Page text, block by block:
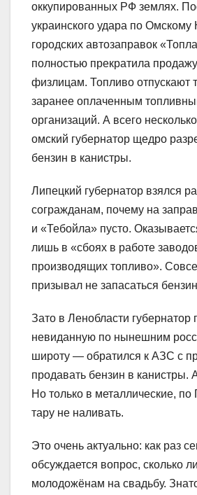
оккупированных РФ землях.
украинского удара по Омскому
городских автозаправок
полностью прекратила
физлицам. Топливо отпускают
заранее оплаченным
организаций. А всего
омский губернатор щедро
бензин в канистры.
Липецкий губернатор взялся
согражданам, почему на
и «Тебойла» пусто.
лишь в «сбоях в работе
производящих топливо».
призывал не запасаться
Зато в Ленобласти губернатор
невиданную по нынешним
широту — обратился к АЗС с
продавать бензин в канистры.
Но только в металлические,
тару не наливать.
Это очень актуально: как раз
обсуждается вопрос, сколько
молодожёнам на свадьбу.